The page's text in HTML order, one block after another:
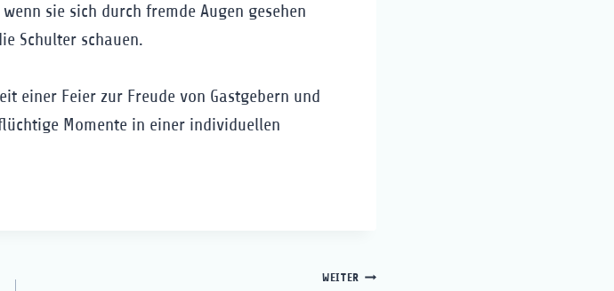
sie sich durch fremde Augen gesehen
Schulter schauen.
einer Feier zur Freude von Gastgebern und
Momente in einer individuellen
WEITER